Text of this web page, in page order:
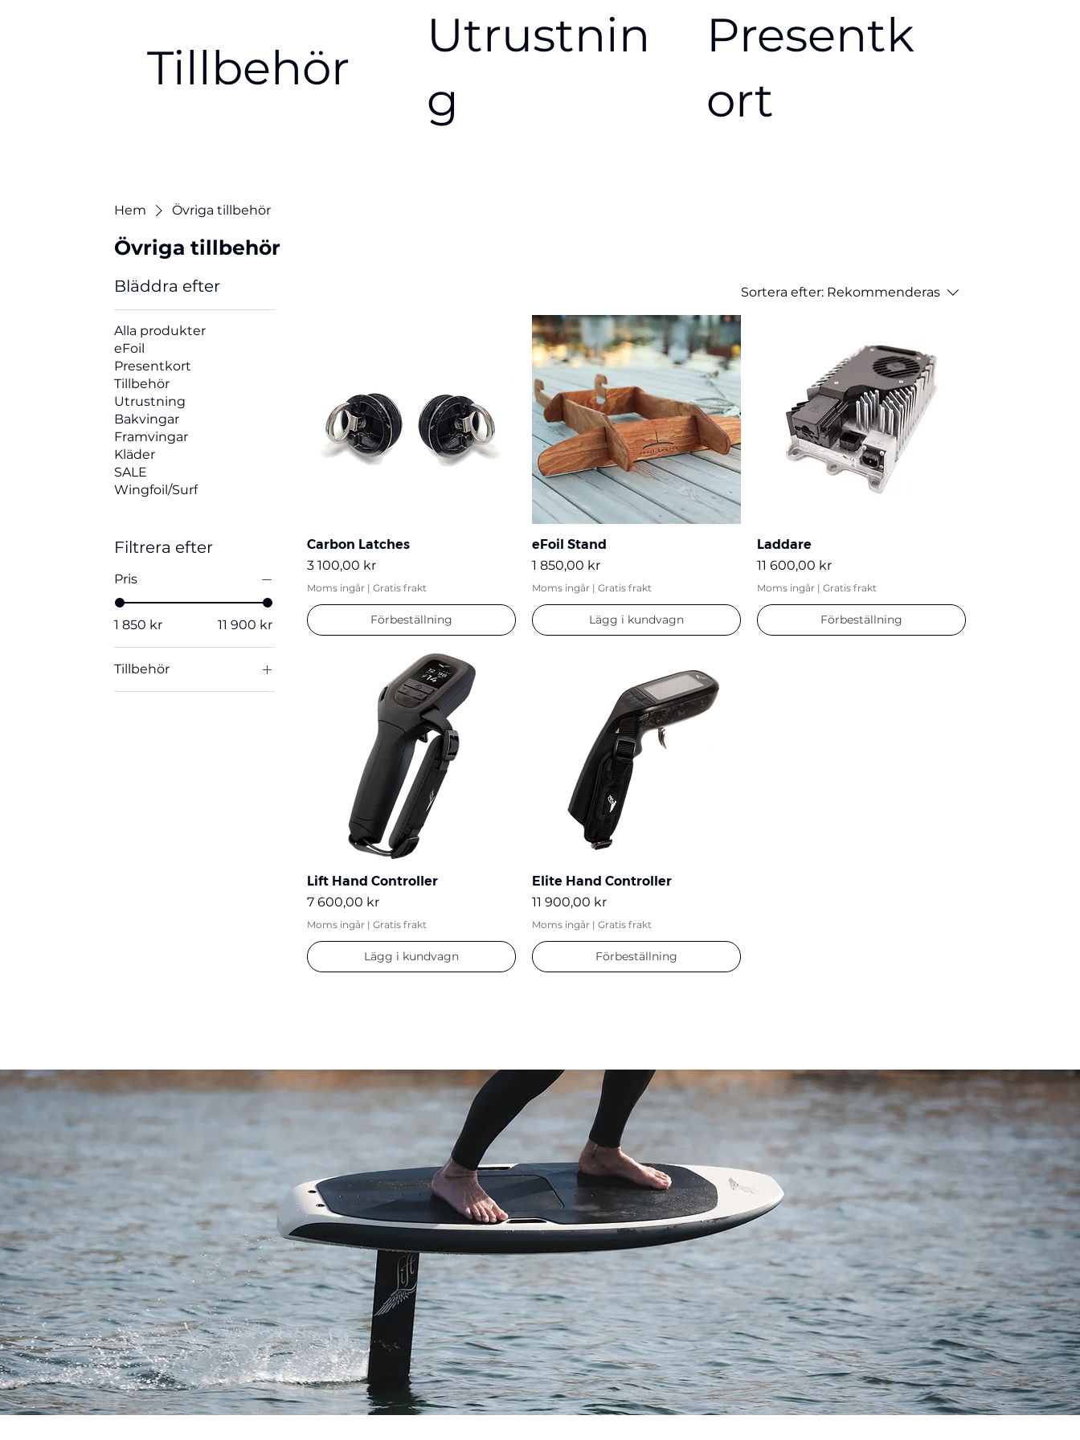
Tillbehör
Utrustnin
g
Presentk
ort
Hem Övriga tillbehör
Övriga tillbehör
Bläddra efter
Alla produkter
eFoil
Presentkort
Tillbehör
Utrustning
Bakvingar
Framvingar
Kläder
SALE
Wingfoil/Surf
Filtrera efter
Pris
1 850 kr 11 900 kr
Tillbehör
Tillbehör
Sortera efter: Rekommenderas
Carbon Latches
Pris
3 100,00 kr
Moms ingår | Gratis frakt
Förbeställning
eFoil Stand
Pris
1 850,00 kr
Moms ingår | Gratis frakt
Lägg i kundvagn
Laddare
Pris
11 600,00 kr
Moms ingår | Gratis frakt
Förbeställning
Lift Hand Controller
Pris
7 600,00 kr
Moms ingår | Gratis frakt
Lägg i kundvagn
Elite Hand Controller
Pris
11 900,00 kr
Moms ingår | Gratis frakt
Förbeställning